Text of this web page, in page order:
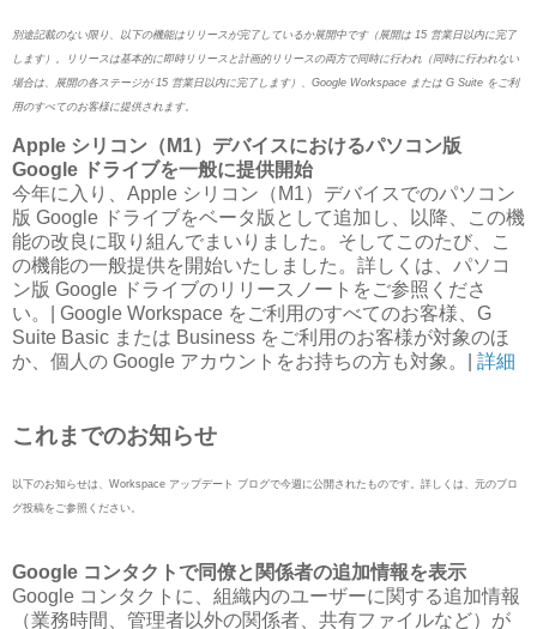
別途記載のない限り、以下の機能はリリースが完了しているか展開中です（展開は 15 営業日以内に完了
します）。リリースは基本的に即時リリースと計画的リリースの両方で同時に行われ（同時に行われない
場合は、展開の各ステージが 15 営業日以内に完了します）、Google Workspace または G Suite をご利
用のすべてのお客様に提供されます。
Apple シリコン（M1）デバイスにおけるパソコン版
Google ドライブを一般に提供開始
今年に入り、Apple シリコン（M1）デバイスでのパソコン
版 Google ドライブをベータ版として追加し、以降、この機
能の改良に取り組んでまいりました。そしてこのたび、こ
の機能の一般提供を開始いたしました。詳しくは、パソコ
ン版 Google ドライブのリリースノートをご参照くださ
い。| Google Workspace をご利用のすべてのお客様、G
Suite Basic または Business をご利用のお客様が対象のほ
か、個人の Google アカウントをお持ちの方も対象。| 詳細
これまでのお知らせ
以下のお知らせは、Workspace アップデート ブログで今週に公開されたものです。詳しくは、元のブロ
グ投稿をご参照ください。
Google コンタクトで同僚と関係者の追加情報を表示
Google コンタクトに、組織内のユーザーに関する追加情報
（業務時間、管理者以外の関係者、共有ファイルなど）が